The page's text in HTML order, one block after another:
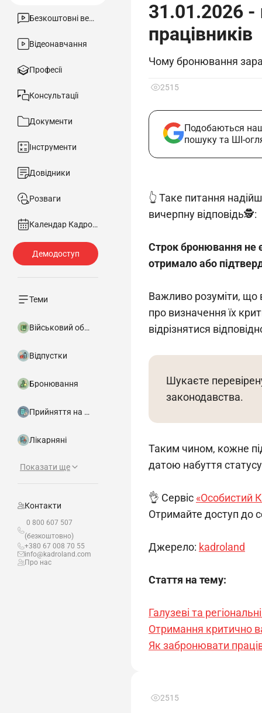
Безкоштовні вебінари
Відеонавчання
Професії
Консультації
Документи
Інструменти
Довідники
Розваги
Календар Кадровика
Теми
Військовий облік
Відпустки
Бронювання
Прийняття на роботу
Лікарняні
Показати ще
Контакти
0 800 607 507
(безкоштовно)
+380 67 008 70 55
info@kadroland.com
Про нас
31.01.2026 -
працівників
Чому бронювання
2515
Подобаються
пошуку та ШІ-
👆 Таке питання
вичерпну відповідь🕵️:
Строк бронювання не
отримало або
Важливо розуміти, що
про визначення їх
відрізнятися
Шукаєте
законодавства.
Таким чином, кожне
датою набуття
👌 Сервіс «Особистий
Отримайте доступ до
Джерело: kadroland
Стаття на тему:
Галузеві та
Отримання критично
Як забронювати
2515